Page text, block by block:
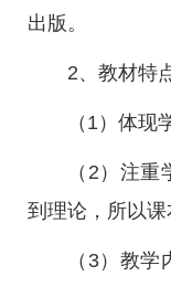
出版。
2、教材特
（1）体现
（2）注
到理论，所以课
（3）教